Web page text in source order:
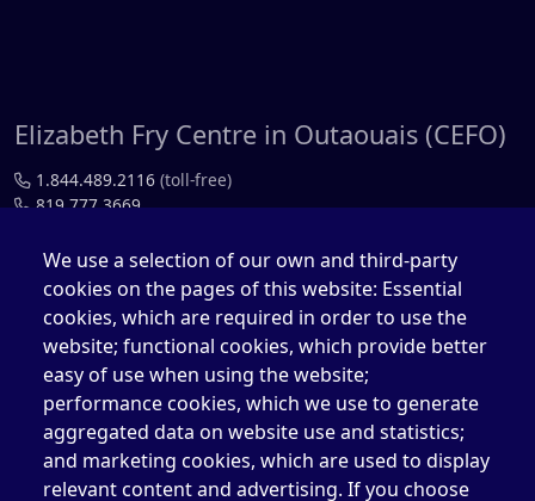
We use a selection of our own and third-party
cookies on the pages of this website: Essential
cookies, which are required in order to use the
website; functional cookies, which provide better
easy of use when using the website;
performance cookies, which we use to generate
aggregated data on website use and statistics;
and marketing cookies, which are used to display
relevant content and advertising. If you choose
Elizabeth Fry Centre in Outaouais (CEFO)
1.844.489.2116 (toll-free)
819.777.3669
819.777.4483
cefo@elizabethfry.qc.ca
Elizabeth Fry Centre in Québec (CEFQ)
1.844.489.2116(toll-free)